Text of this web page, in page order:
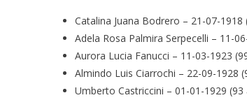
Catalina Juana Bodrero – 21-07-1918
Adela Rosa Palmira Serpecelli – 11-
Aurora Lucia Fanucci – 11-03-1923
Almindo Luis Ciarrochi – 22-09-1928
Umberto Castriccini – 01-01-1929 (93